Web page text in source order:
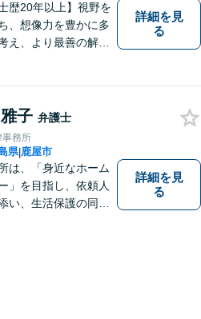
歴20年以上】視野を
、想像力を豊かに多
え、より最善の解決
たします。
詳細を見
る
子 弁護士
事務所
県|鹿屋市
は、「身近なホーム
」を目指し、依頼人
い、生活保護の同行
詳細を見
る